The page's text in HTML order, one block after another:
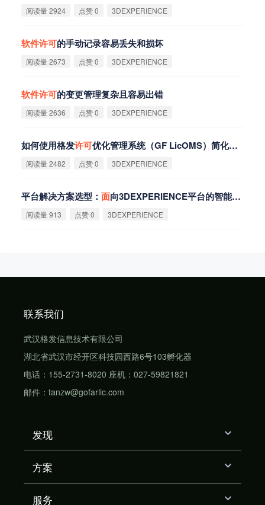
阅读量 2924 点赞 0 3DEXPERIENCE
软件许可的手动记录容易丢失和损坏
阅读量 2673 点赞 0 3DEXPERIENCE
软件许可的变更管理复杂且容易出错
阅读量 2636 点赞 0 3DEXPERIENCE
如何使用格发许可优化管理系统（GF LicOMS）简化软
阅读量 2482 点赞 0 3DEXPERIENCE
平台解决方案选型： 面向3DEXPERIENCE平台的智能许
阅读量 913 点赞 0 3DEXPERIENCE
联系我们
武汉格发信息技术有限公司
湖北省武汉市经开区科技园西路6号103孵化器
电话：155-2731-8020 座机：027-59821821
邮件：tanzw@gofarlic.com
发现
方案
服务